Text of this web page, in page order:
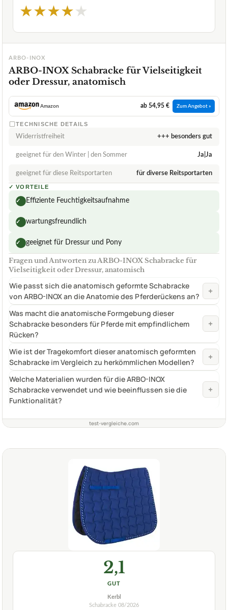
★★★★★
ARBO-INOX
ARBO-INOX Schabracke für Vielseitigkeit
oder Dressur, anatomisch
Amazon ab 54,95 € Zum Angebot »
TECHNISCHE DETAILS
Widerristfreiheit +++ besonders gut
geeignet für den Winter | den Sommer Ja|Ja
geeignet für diese Reitsportarten für diverse Reitsportarten
✓ VORTEILE
✓ Effiziente Feuchtigkeitsaufnahme
✓ wartungsfreundlich
✓ geeignet für Dressur und Pony
Fragen und Antworten zu ARBO-INOX Schabracke für
Vielseitigkeit oder Dressur, anatomisch
Wie passt sich die anatomisch geformte Schabracke
von ARBO-INOX an die Anatomie des Pferderückens an?
+
Was macht die anatomische Formgebung dieser
Schabracke besonders für Pferde mit empfindlichem
Rücken?
+
Wie ist der Tragekomfort dieser anatomisch geformten
Schabracke im Vergleich zu herkömmlichen Modellen?
+
Welche Materialien wurden für die ARBO-INOX
Schabracke verwendet und wie beeinflussen sie die
Funktionalität?
+
test-vergleiche.com
2,1
GUT
Kerbl
Schabracke 08/2026